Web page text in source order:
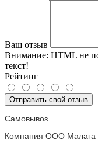
Ваш отзыв
Внимание: HTML не
текст!
Рейтинг
Отправить свой отзыв
Самовывоз
Компания ООО Малага